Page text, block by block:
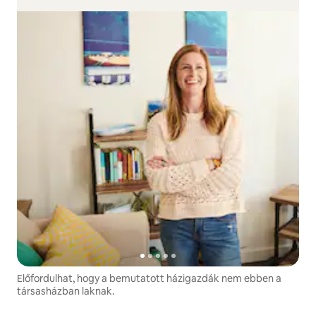
Előfordulhat, hogy a bemutatott házigazdák nem ebben a
társasházban laknak.